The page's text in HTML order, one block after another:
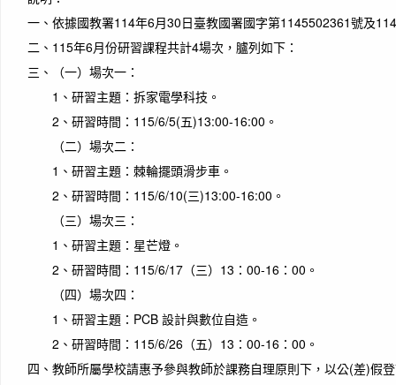
皺眉
一、 依據國教署114年6月30日臺教國署國字第1145502361號及
二、 115年6月份研習課程共計4場次，臚列如下：
三、
（一）場次一：
1、研習主題：拆家電學科技。
2、研習時間：115/6/5(五)13:00-16:00。
（二）場次二：
1、研習主題：棘輪擺頭滑步車。
2、研習時間：115/6/10(三)13:00-16:00。
（三）場次三：
1、研習主題：星芒燈。
2、研習時間：115/6/17（三）13：00-16：00。
（四）場次四：
1、研習主題：PCB 設計與數位自造。
2、研習時間：115/6/26（五）13：00-16：00。
四、 教師所屬學校請惠予參與教師於課務自理原則下，以公(差)假